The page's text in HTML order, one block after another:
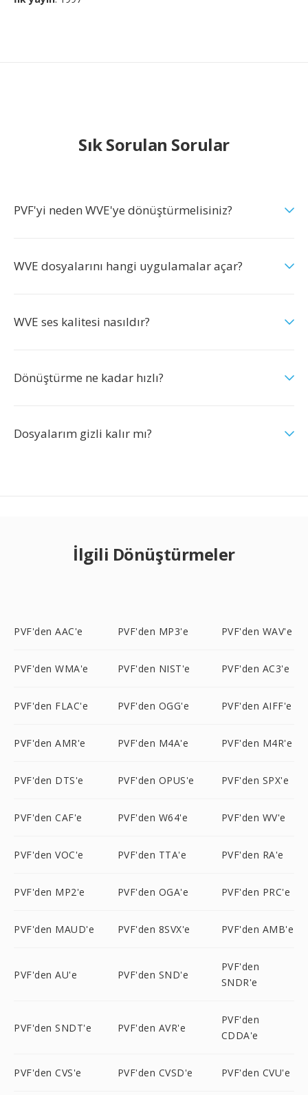
Sık Sorulan Sorular
PVF'yi neden WVE'ye dönüştürmelisiniz?
WVE dosyalarını hangi uygulamalar açar?
WVE ses kalitesi nasıldır?
Dönüştürme ne kadar hızlı?
Dosyalarım gizli kalır mı?
İlgili Dönüştürmeler
PVF'den AAC'e PVF'den MP3'e PVF'den WAV'e
PVF'den WMA'e PVF'den NIST'e PVF'den AC3'e
PVF'den FLAC'e PVF'den OGG'e PVF'den AIFF'e
PVF'den AMR'e PVF'den M4A'e PVF'den M4R'e
PVF'den DTS'e PVF'den OPUS'e PVF'den SPX'e
PVF'den CAF'e PVF'den W64'e PVF'den WV'e
PVF'den VOC'e PVF'den TTA'e PVF'den RA'e
PVF'den MP2'e PVF'den OGA'e PVF'den PRC'e
PVF'den MAUD'e PVF'den 8SVX'e PVF'den AMB'e
PVF'den AU'e PVF'den SND'e
PVF'den
SNDR'e
PVF'den SNDT'e PVF'den AVR'e
PVF'den
CDDA'e
PVF'den CVS'e PVF'den CVSD'e PVF'den CVU'e